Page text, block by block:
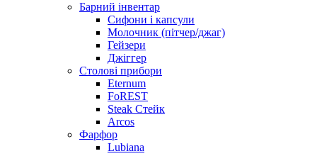
Барний інвентар
Сифони і капсули
Молочник (пітчер/джаг)
Гейзери
Джіггер
Столові прибори
Eternum
FoREST
Steak Стейк
Arcos
Фарфор
Lubiana